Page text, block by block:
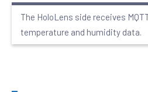
The HoloLens side receives
temperature and humidity data.